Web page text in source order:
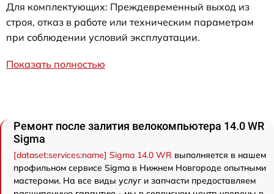
Для комплектующих: Преждевременный выход из
строя, отказ в работе или техническим параметрам
при соблюдении условий эксплуатации.
Показать полностью
Ремонт после залития велокомпьютера 14.0 WR
Sigma
[dataset:services:name] Sigma 14.0 WR выполняется в нашем
профильном сервисе Sigma в Нижнем Новгороде опытными
мастерами. На все виды услуг и запчасти предоставляем